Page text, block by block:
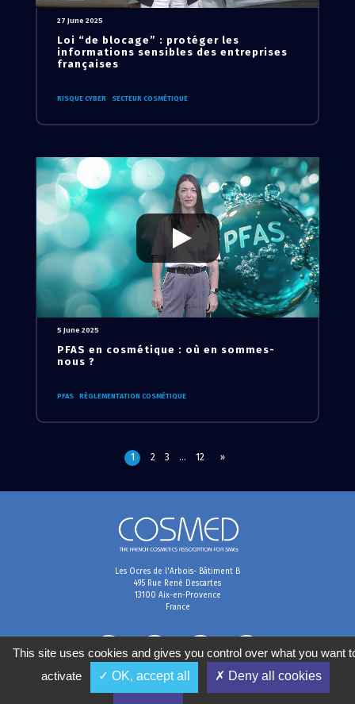
27 June 2025
Loi “de blocage” : protéger les
informations sensibles des entreprises
françaises
RISQUE CYBER SECTEUR COSMÉTIQUE
5 June 2025
PFAS en cosmétique : où en sommes-
nous ?
PFAS RÈGLEMENTATION COSMÉTIQUE
1 2 3 … 12 »
Les Ocres de l'Arbois- Bâtiment B
495 Rue René Descartes
13100 Aix-en-Provence
France
This site uses cookies and gives you control over what you want
activate
✓ OK, accept all ✗ Deny all cookies